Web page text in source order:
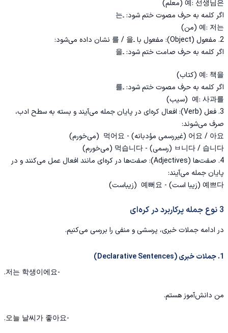
예: 선생님은 (معلم)
اگر کلمه به حرف مصوت ختم شود: ـ는
예: 저는 (من)
2. مفعول (Object): مفعول با ـ를 / 을 نشان داده می‌شود:
اگر کلمه به حرف صامت ختم شود: ـ을
예: 책을 (کتاب)
اگر کلمه به حرف مصوت ختم شود: ـ를
예: 사과를 (سیب)
3. فعل (Verb): افعال کره‌ای در پایان جمله می‌آیند و بسته به سطح ادب،
صرف می‌شوند:
어요 / 아요 (غیررسمی مؤدبانه) - 먹어요 (می‌خورم)
ㅂ니다 / 습니다 (رسمی) - 먹습니다 (می‌خورم)
4. صفت‌ها (Adjectives): صفت‌ها در کره‌ای مانند افعال عمل می‌کنند و در
پایان جمله می‌آیند:
예쁘다 (زیبا است) - 예뻐요 (زیباست)
3 نوع جمله پرکاربرد در کره‌ای
در ادامه جملات خبری، پرسشی و منفی را بررسی می‌کنیم.
1. جملات خبری (Declarative Sentences)
-저는 학생이에요.
من دانش‌آموز هستم.
-오늘 날씨가 좋아요.